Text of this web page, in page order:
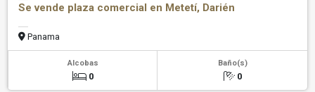
Se vende plaza comercial en Metetí, Darién
Panama
Alcobas
0
Baño(s)
0